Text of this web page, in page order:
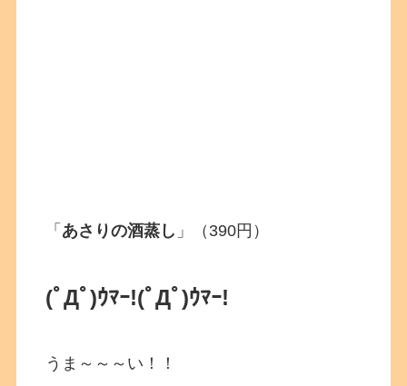
「 あさりの酒蒸し 」（390円）
(ﾟДﾟ)ｳﾏｰ!(ﾟДﾟ)ｳﾏｰ!
うま～～～い！！